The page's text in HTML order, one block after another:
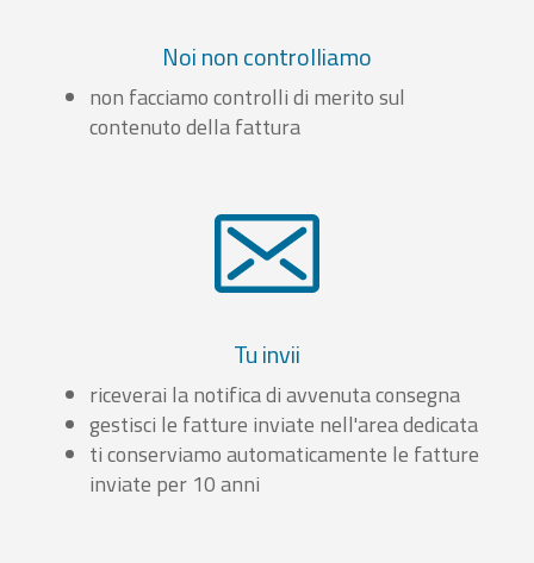
Noi non controlliamo
non facciamo controlli di merito sul
contenuto della fattura
Tu invii
riceverai la notifica di avvenuta consegna
gestisci le fatture inviate nell'area dedicata
ti conserviamo automaticamente le fatture
inviate per 10 anni